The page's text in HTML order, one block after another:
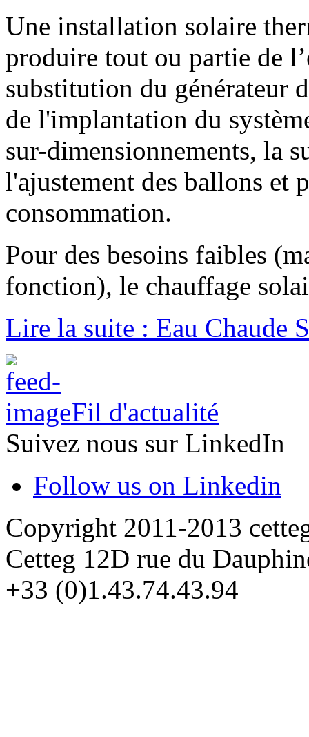
Une installation solaire
produire tout ou partie de
substitution du générateur
de l'implantation du
sur-dimensionnements, la
l'ajustement des ballons et
consommation.
Pour des besoins faibles
fonction), le chauffage
Lire la suite : Eau Chaude
Fil d'actualité
Suivez nous sur LinkedIn
Follow us on Linkedin
Copyright 2011-2013
Cetteg 12D rue du
+33 (0)1.43.74.43.94